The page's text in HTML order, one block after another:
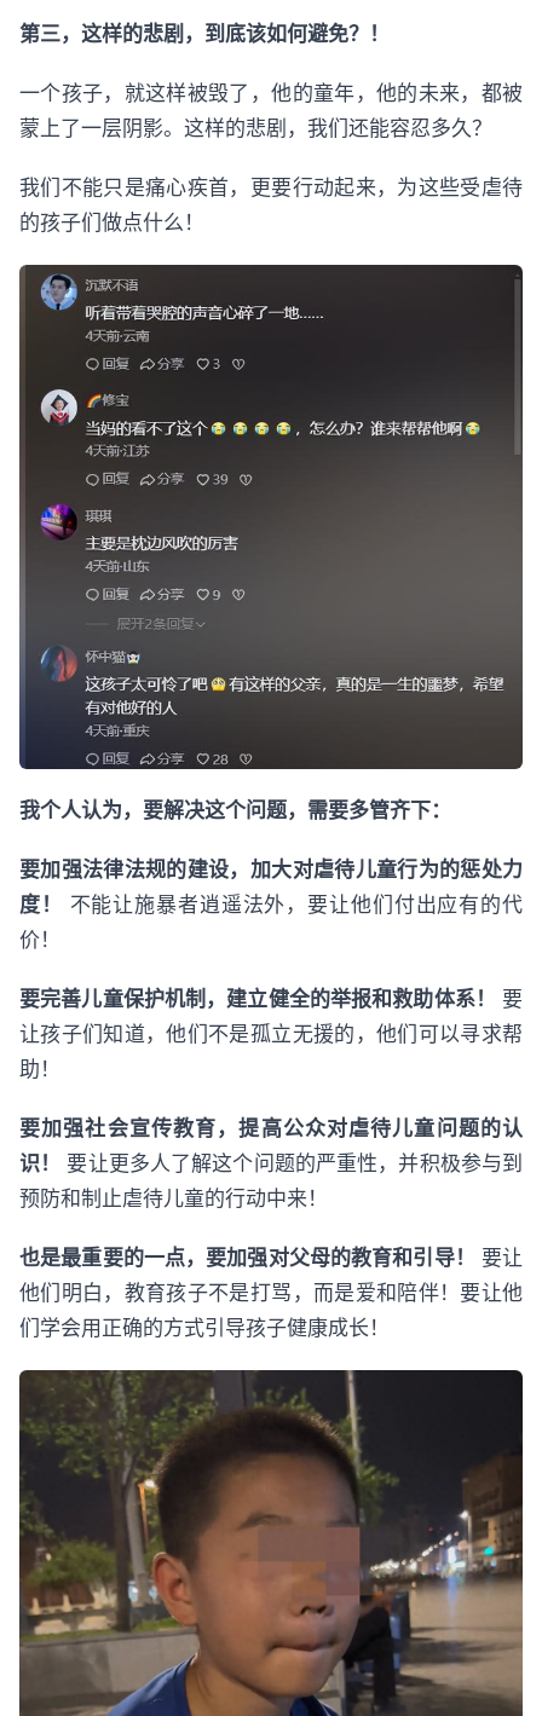
第三，这样的悲剧，到底该如何避免？！
一个孩子，就这样被毁了，他的童年，他的未来，都被
蒙上了一层阴影。这样的悲剧，我们还能容忍多久？
我们不能只是痛心疾首，更要行动起来，为这些受虐待
的孩子们做点什么！
我个人认为，要解决这个问题，需要多管齐下：
要加强法律法规的建设，加大对虐待儿童行为的惩处力
度！
不能让施暴者逍遥法外，要让他们付出应有的代
价！
要完善儿童保护机制，建立健全的举报和救助体系！
要
让孩子们知道，他们不是孤立无援的，他们可以寻求帮
助！
要加强社会宣传教育，提高公众对虐待儿童问题的认
识！
要让更多人了解这个问题的严重性，并积极参与到
预防和制止虐待儿童的行动中来！
也是最重要的一点，要加强对父母的教育和引导！
要让
他们明白，教育孩子不是打骂，而是爱和陪伴！要让他
们学会用正确的方式引导孩子健康成长！